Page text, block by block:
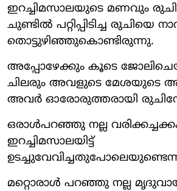
ഇറച്ചിമസാലയുടെ മണവും
ചുണ്ടില്‍ പറ്റിപ്പിടിച്ച രുചിയെ
തൊട്ടുഴിഞ്ഞുകൊണ്ടിരുന്നു.
അപ്പോഴേക്കും കൂടെ
ചിലരും അവളുടെ മേശയുടെ
അവര്‍ ഓരോരുത്തരായി
ഒരാള്‍പറഞ്ഞു നല്ല
ഇറച്ചിമസാലയിട്ട്
മറ്റൊരാള്‍ പറഞ്ഞു നല്ല